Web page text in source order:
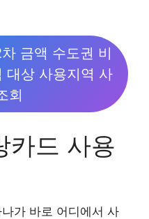
금액 수도권 비
대상 사용지역 사
회
카드 사용
가 바로 어디에서 사